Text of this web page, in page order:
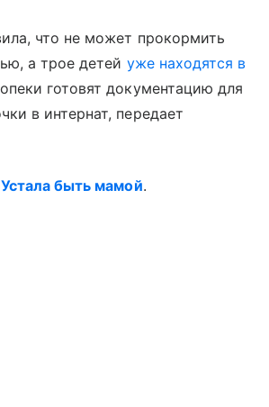
что не может прокормить
а трое детей уже находятся в
готовят документацию для
в интернат, передает
Устала быть мамой.